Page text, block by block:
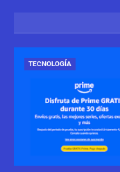
TECNOLOGÍA